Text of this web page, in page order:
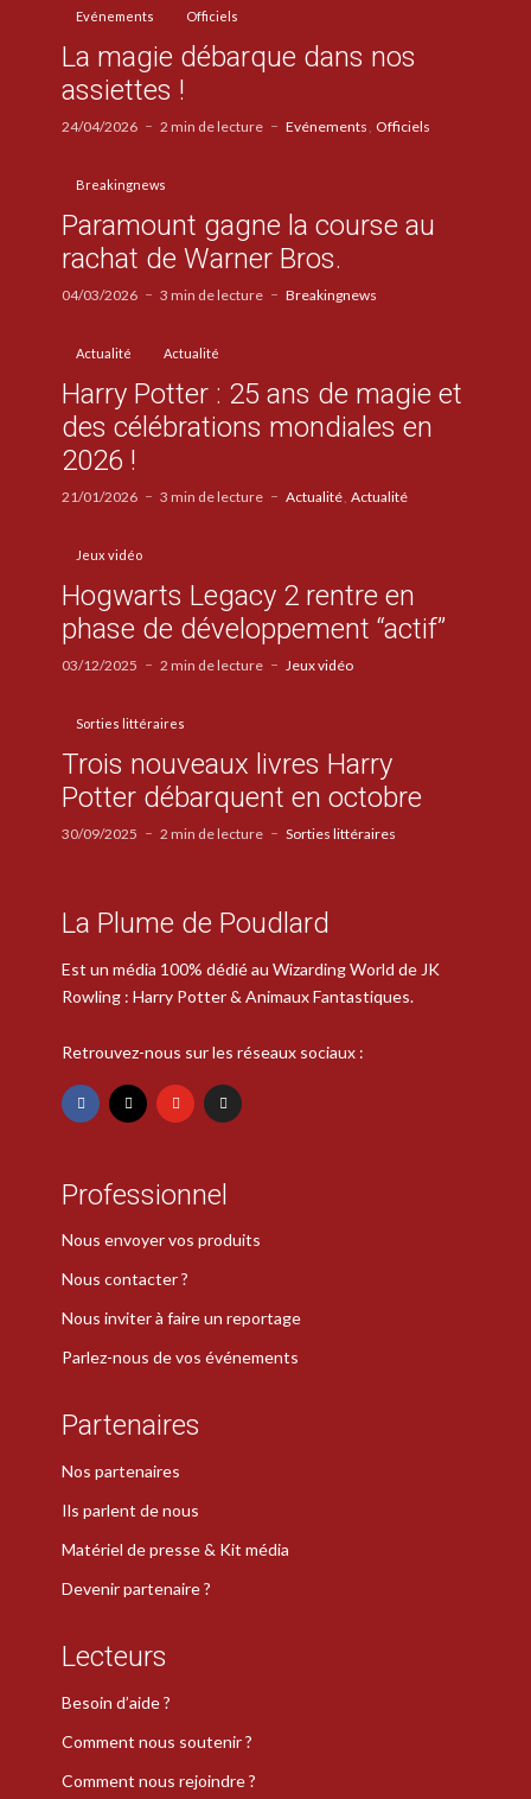
Evénements Officiels
La magie débarque dans nos
assiettes !
24/04/2026 2 min de lecture Evénements Officiels
Breakingnews
Paramount gagne la course au
rachat de Warner Bros.
04/03/2026 3 min de lecture Breakingnews
Actualité Actualité
Harry Potter : 25 ans de magie et
des célébrations mondiales en
2026 !
21/01/2026 3 min de lecture Actualité Actualité
Jeux vidéo
Hogwarts Legacy 2 rentre en
phase de développement “actif”
03/12/2025 2 min de lecture Jeux vidéo
Sorties littéraires
Trois nouveaux livres Harry
Potter débarquent en octobre
30/09/2025 2 min de lecture Sorties littéraires
La Plume de Poudlard
Est un média 100% dédié au Wizarding World de JK
Rowling : Harry Potter & Animaux Fantastiques.
Retrouvez-nous sur les réseaux sociaux :
Professionnel
Nous envoyer vos produits
Nous contacter ?
Nous inviter à faire un reportage
Parlez-nous de vos événements
Partenaires
Nos partenaires
Ils parlent de nous
Matériel de presse & Kit média
Devenir partenaire ?
Lecteurs
Besoin d’aide ?
Comment nous soutenir ?
Comment nous rejoindre ?